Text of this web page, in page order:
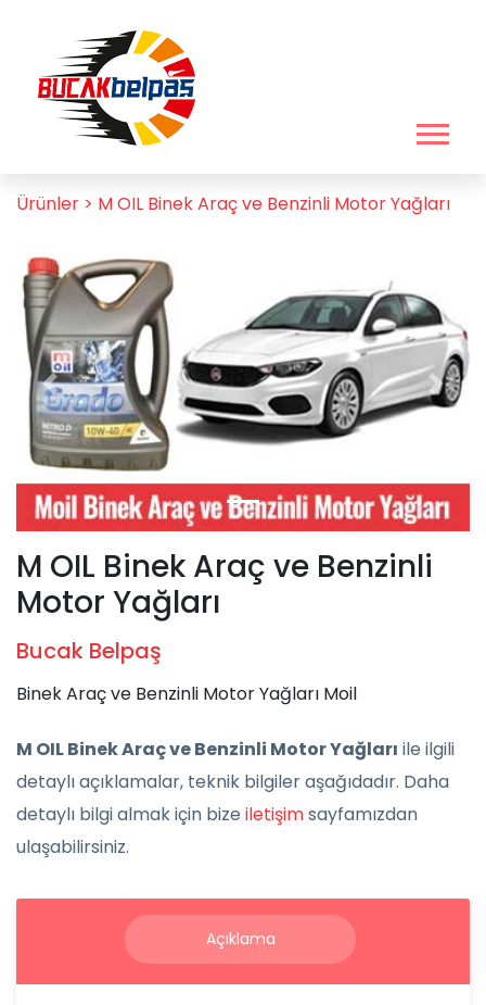
Ürünler > M OIL Binek Araç ve Benzinli Motor Yağları
Previous Next
M OIL Binek Araç ve Benzinli
Motor Yağları
Bucak Belpaş
Binek Araç ve Benzinli Motor Yağları Moil
M OIL Binek Araç ve Benzinli Motor Yağları ile ilgili
detaylı açıklamalar, teknik bilgiler aşağıdadır. Daha
detaylı bilgi almak için bize iletişimsayfamızdan
ulaşabilirsiniz.
Açıklama